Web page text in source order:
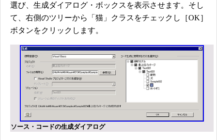
選び、生成ダイアログ・ボックスを表示させます。そし
て、右側のツリーから「猫」クラスをチェックし［OK］
ボタンをクリックします。
ソース・コードの生成ダイアログ